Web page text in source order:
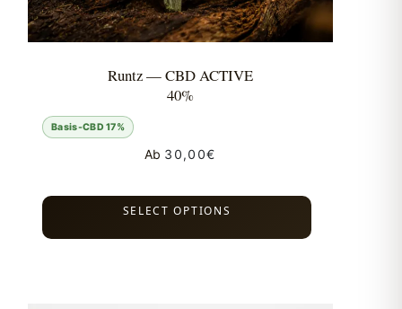
Runtz — CBD ACTIVE
40%
Basis-CBD 17%
Ab 30,00€
SELECT OPTIONS